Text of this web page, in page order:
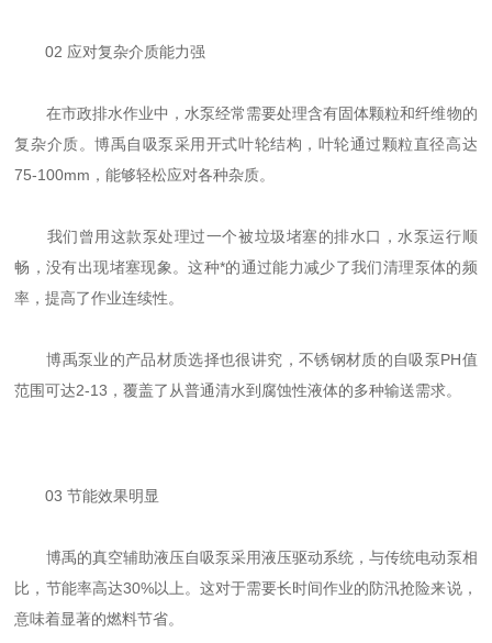
02 应对复杂介质能力强
在市政排水作业中，水泵经常需要处理含有固体颗粒和纤维物的
复杂介质。博禹自吸泵采用开式叶轮结构，叶轮通过颗粒直径高达
75-100mm，能够轻松应对各种杂质。
我们曾用这款泵处理过一个被垃圾堵塞的排水口，水泵运行顺
畅，没有出现堵塞现象。这种*的通过能力减少了我们清理泵体的频
率，提高了作业连续性。
博禹泵业的产品材质选择也很讲究，不锈钢材质的自吸泵PH值
范围可达2-13，覆盖了从普通清水到腐蚀性液体的多种输送需求。
03 节能效果明显
博禹的真空辅助液压自吸泵采用液压驱动系统，与传统电动泵相
比，节能率高达30%以上。这对于需要长时间作业的防汛抢险来说，
意味着显著的燃料节省。